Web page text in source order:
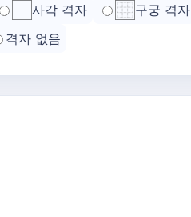
사각 격자
구궁 격자
격자 없음